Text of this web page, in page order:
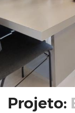
Projeto: